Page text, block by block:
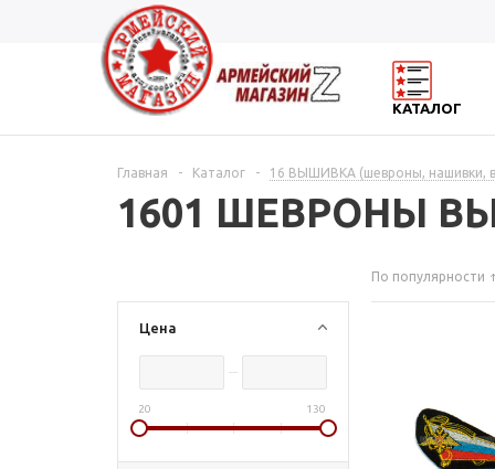
КАТАЛОГ
Главная - Каталог - 16 ВЫШИВКА (шевроны, нашивки,
1601 ШЕВРОНЫ
Цена
20 130
По популярности